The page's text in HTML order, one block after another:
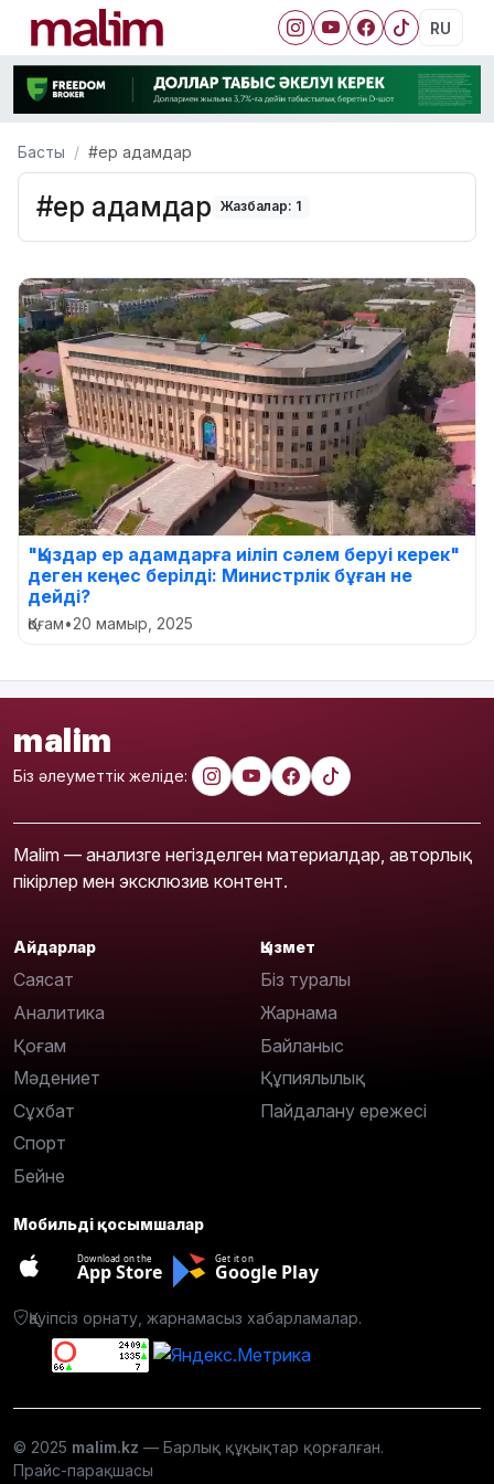
RU
Басты #ер адамдар
#ер адамдар Жазбалар: 1
"Қыздар ер адамдарға иіліп сәлем беруі керек"
деген кеңес берілді: Министрлік бұған не
дейді?
Қоғам•20 мамыр, 2025
malim
Біз әлеуметтік желіде:
Malim — анализге негізделген материалдар, авторлық
пікірлер мен эксклюзив контент.
Айдарлар
Саясат
Аналитика
Қоғам
Мәдениет
Сұхбат
Спорт
Бейне
Қызмет
Біз туралы
Жарнама
Байланыс
Құпиялылық
Пайдалану ережесі
Мобильді қосымшалар
Download on the
App Store
Get it on
Google Play
Қауіпсіз орнату, жарнамасыз хабарламалар.
© 2025 malim.kz — Барлық құқықтар қорғалған.
Прайс-парақшасы